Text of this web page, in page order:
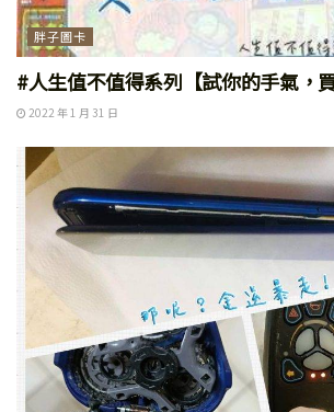
胖子圖卡
#人生值不值得系列【試你的手氣，
2022 年 1 月 31 日